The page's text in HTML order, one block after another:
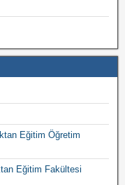
Eğitim Öğretim
Eğitim Fakültesi